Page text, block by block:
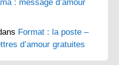
: message d’amour
Format : la poste –
d’amour gratuites